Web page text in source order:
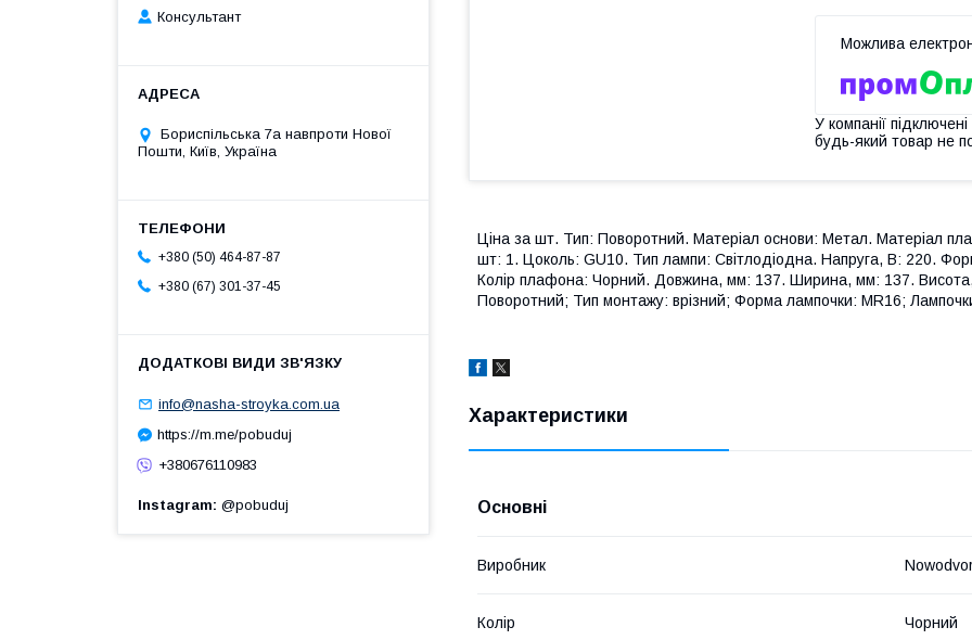
У компанії
будь-який товар не
Ціна за шт. Тип: Поворотний. Матеріал основи: Метал. Матеріал
шт: 1. Цоколь: GU10. Тип лампи: Світлодіодна. Напруга, В: 220.
Колір плафона: Чорний. Довжина, мм: 137. Ширина, мм: 137.
Поворотний; Тип монтажу: врізний; Форма лампочки: MR16; Лампочки
Характеристики
Основні
Виробник
Колір Чорний
Консультант
Бориспільська 7а навпроти Нової
Пошти, Київ, Україна
+380 (50) 464-87-87
+380 (67) 301-37-45
info@nasha-stroyka.com.ua
https://m.me/pobuduj
+380676110983
Instagram @pobuduj